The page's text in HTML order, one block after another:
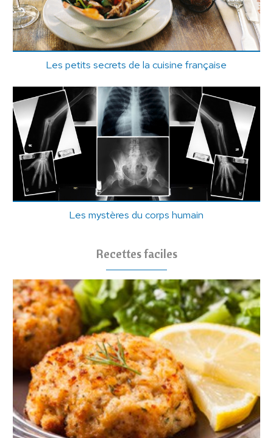
Les petits secrets de la cuisine française
Les mystères du corps humain
Recettes faciles